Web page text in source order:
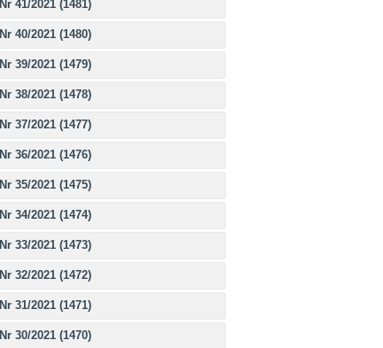
Nr 41/2021 (1481)
Nr 40/2021 (1480)
Nr 39/2021 (1479)
Nr 38/2021 (1478)
Nr 37/2021 (1477)
Nr 36/2021 (1476)
Nr 35/2021 (1475)
Nr 34/2021 (1474)
Nr 33/2021 (1473)
Nr 32/2021 (1472)
Nr 31/2021 (1471)
Nr 30/2021 (1470)